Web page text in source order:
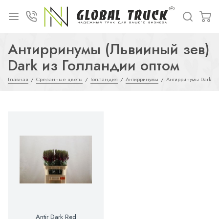
Антирринумы (Львииный зев)
Dark из Голландии оптом
Главная Срезанные цветы Голландия Антирринумы Антирринумы Dark
Antir Dark Red